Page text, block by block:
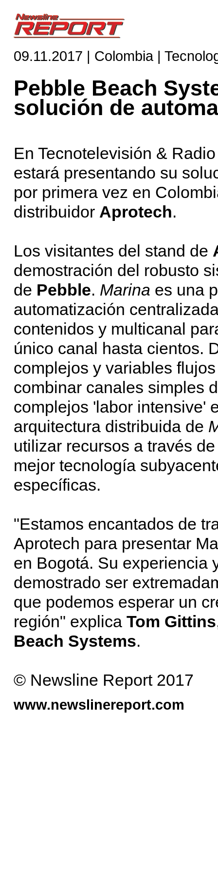
09.11.2017 | Colombia |
Pebble Beach
solución de
En Tecnotelevisión &
estará presentando su
por primera vez en
distribuidor Aprotech.
Los visitantes del stand de
demostración del robusto
de Pebble. Marina es una
automatización
contenidos y multicanal
único canal hasta cientos.
complejos y variables
combinar canales simples
complejos 'labor intensive'
arquitectura distribuida de
utilizar recursos a través
mejor tecnología
específicas.
"Estamos encantados de
Aprotech para presentar
en Bogotá. Su experiencia
demostrado ser
que podemos esperar un
región" explica Tom Gittins
Beach Systems.
© Newsline Report 2017
www.newslinereport.com